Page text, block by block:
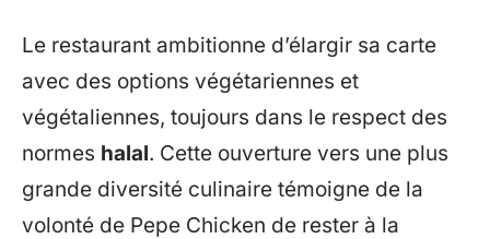
Le restaurant ambitionne d’élargir sa carte
avec des options végétariennes et
végétaliennes, toujours dans le respect des
normes halal. Cette ouverture vers une plus
grande diversité culinaire témoigne de la
volonté de Pepe Chicken de rester à la